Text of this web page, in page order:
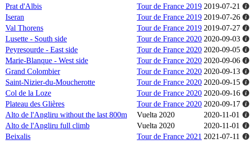
Prat d'Albis
Tour de France 2019 2019-07-21
Iseran
Tour de France 2019 2019-07-26
Val Thorens
Tour de France 2019 2019-07-27
Lusette - South side
Tour de France 2020 2020-09-03
Peyresourde - East side
Tour de France 2020 2020-09-05
Marie-Blanque - West side
Tour de France 2020 2020-09-06
Grand Colombier
Tour de France 2020 2020-09-13
Saint-Nizier-du-Moucherotte
Tour de France 2020 2020-09-15
Col de la Loze
Tour de France 2020 2020-09-16
Plateau des Glières
Tour de France 2020 2020-09-17
Alto de l'Angliru without the last 800m
Vuelta 2020 2020-11-01
Alto de l'Angliru full climb
Vuelta 2020 2020-11-01
Beixalis
Tour de France 2021 2021-07-11